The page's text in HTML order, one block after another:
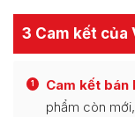
3 Cam kết của
1 Cam kết bán
phẩm còn